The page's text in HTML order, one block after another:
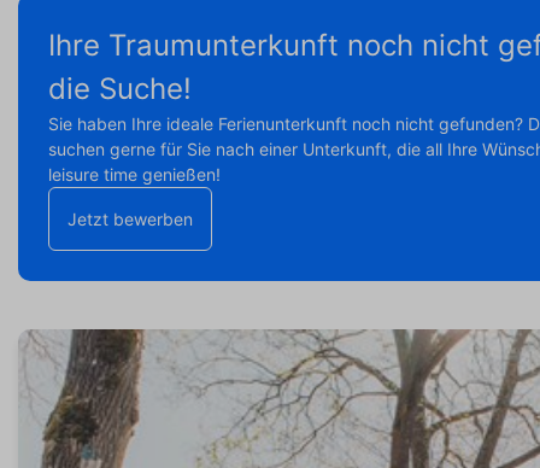
Ihre Traumunterkunft noch nicht
die Suche!
Sie haben Ihre ideale Ferienunterkunft noch nicht gefunden?
suchen gerne für Sie nach einer Unterkunft, die all Ihre
leisure time genießen!
Jetzt bewerben